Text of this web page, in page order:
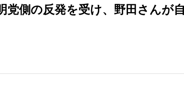
党側の反発を受け、野田さんが